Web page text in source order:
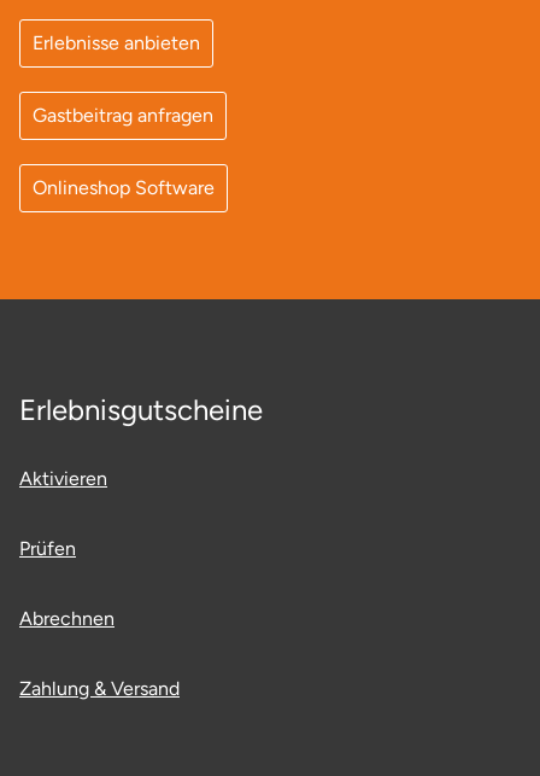
Erlebnisse anbieten
Gastbeitrag anfragen
Onlineshop Software
Erlebnisgutscheine
Aktivieren
Prüfen
Abrechnen
Zahlung & Versand